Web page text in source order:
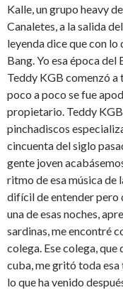
Kalle, un grupo heavy
Canaletes, a la salida
leyenda dice que con
Bang. Yo esa época
Teddy KGB comenzó
poco a poco se fue
propietario. Teddy
pinchadiscos
cincuenta del siglo
gente joven
ritmo de esa música de
difícil de entender pero
una de esas noches,
sardinas, me encontré
colega. Ese colega,
cuba, me gritó toda
lo que ha venido